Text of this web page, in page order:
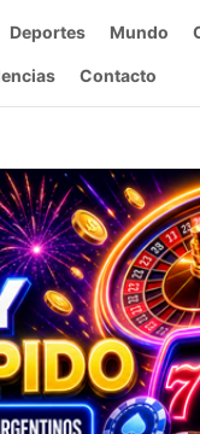
Deportes Mundo
Contacto